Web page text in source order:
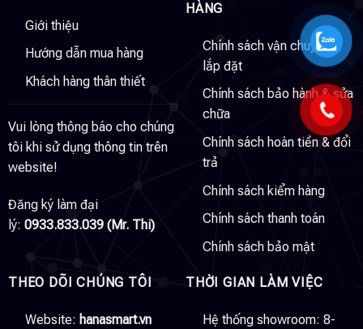
Giới thiệu
Hướng dẫn mua hàng
Khách hàng thân thiết
Vui lòng thông báo cho chúng
tôi khi sử dụng thông tin trên
website!
Đăng ký làm đại
lý: 0933.833.039 (Mr. Thi)
HÀNG
Chính sách vận chuyển &
lắp đặt
Chính sách bảo hành & sửa
chữa
Chính sách hoàn tiền & đổi
trả
Chính sách kiểm hàng
Chính sách thanh toán
Chính sách bảo mật
THEO DÕI CHÚNG TÔI
Website: hanasmart.vn
THỜI GIAN LÀM VIỆC
Hệ thống showroom: 8-